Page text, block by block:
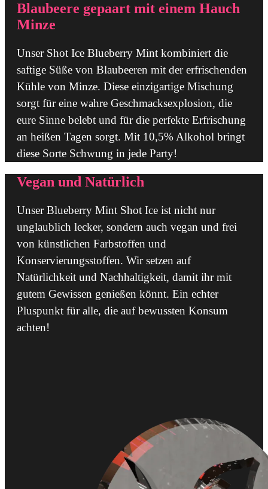
Blaubeere gepaart mit einem Hauch
Minze
Unser Shot Ice Blueberry Mint kombiniert die
saftige Süße von Blaubeeren mit der erfrischenden
Kühle von Minze. Diese einzigartige Mischung
sorgt für eine wahre Geschmacksexplosion, die
eure Sinne belebt und für die perfekte Erfrischung
an heißen Tagen sorgt. Mit 10,5% Alkohol bringt
diese Sorte Schwung in jede Party!
Vegan und Natürlich
Unser Blueberry Mint Shot Ice ist nicht nur
unglaublich lecker, sondern auch vegan und frei
von künstlichen Farbstoffen und
Konservierungsstoffen. Wir setzen auf
Natürlichkeit und Nachhaltigkeit, damit ihr mit
gutem Gewissen genießen könnt. Ein echter
Pluspunkt für alle, die auf bewussten Konsum
achten!